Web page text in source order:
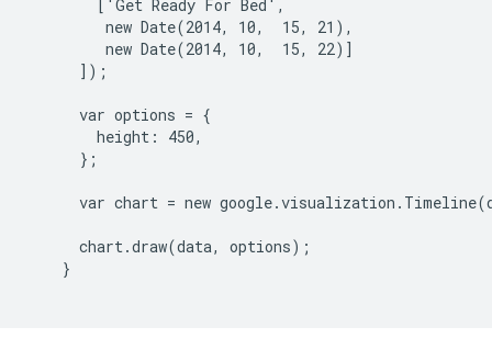
        ['Get Ready For Bed',
         new Date(2014, 10,  15, 21),
         new Date(2014, 10,  15, 22)]
      ]);
      var options = {
        height: 450,
      };
var chart = new
      chart.draw(data, options);
    }